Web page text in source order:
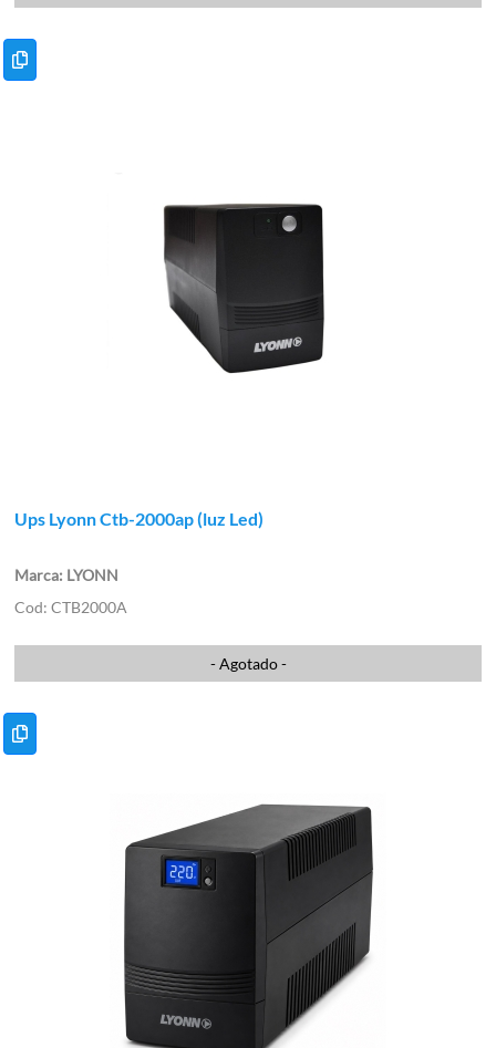
Ups Lyonn Ctb-2000ap (luz Led)
LYONN
CTB2000A
- Agotado -